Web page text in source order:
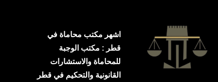
اشهر مكتب محاماة في
قطر : مكتب الوجبة
للمحاماة والاستشارات
القانونية والتحكيم في قطر